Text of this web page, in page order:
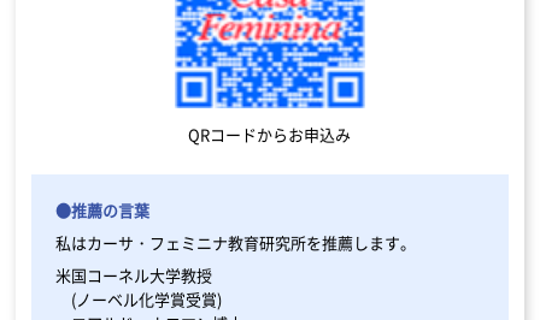
QRコードからお申込み
●推薦の言葉
私はカーサ・フェミニナ教育研究所を推薦します。
米国コーネル大学教授
(ノーベル化学賞受賞)